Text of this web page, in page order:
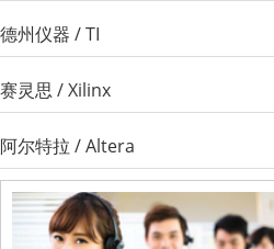
德州仪器 / TI
赛灵思 / Xilinx
阿尔特拉 / Altera